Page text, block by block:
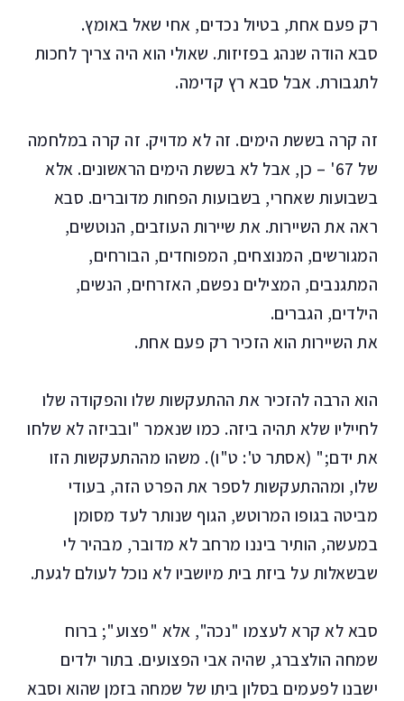
רק פעם אחת, בטיול נכדים, אחי שאל באומץ.
סבא הודה שנהג בפזיזות. שאולי הוא היה צריך לחכות
לתגבורת. אבל סבא רץ קדימה.
זה קרה בששת הימים. זה לא מדויק. זה קרה במלחמה
של 67' – כן, אבל לא בששת הימים הראשונים. אלא
בשבועות שאחרי, בשבועות הפחות מדוברים. סבא
ראה את השיירות. את שיירות העוזבים, הנוטשים,
המגורשים, המנוצחים, המפוחדים, הבורחים,
המתגנבים, המצילים נפשם, האזרחים, הנשים,
הילדים, הגברים.
את השיירות הוא הזכיר רק פעם אחת.
הוא הרבה להזכיר את ההתעקשות שלו והפקודה שלו
לחייליו שלא תהיה ביזה. כמו שנאמר "ובביזה לא שלחו
את ידם;" (אסתר ט': ט"ו). משהו מההתעקשות הזו
שלו, ומההתעקשות לספר את הפרט הזה, בעודי
מביטה בגופו המרוטש, הגוף שנותר לעד מסומן
במעשה, הותיר ביננו מרחב לא מדובר, מבהיר לי
שבשאלות על ביזת בית מיושביו לא נוכל לעולם לגעת.
סבא לא קרא לעצמו "נכה", אלא "פצוע"; ברוח
שמחה הולצברג, שהיה אבי הפצועים. בתור ילדים
ישבנו לפעמים בסלון ביתו של שמחה בזמן שהוא וסבא